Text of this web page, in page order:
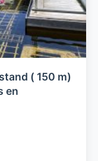
( 150 m)
en